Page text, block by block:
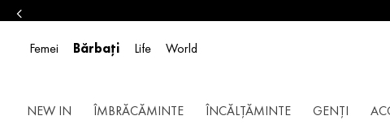
Femei Bărbați Life World
NEW IN ÎMBRĂCĂMINTE ÎNCĂLȚĂMINTE GENȚI